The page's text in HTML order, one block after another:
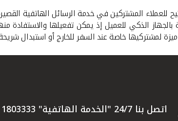
المشتركين في خدمة الرسائل الهاتفية
الذكي للعميل إذ يمكن تفعيلها والاستفادة
لمشتركيها خاصة عند السفر للخارج أو استبدال
اتصل بنا 24/7 "الخدمة الهاتفية" 1803333